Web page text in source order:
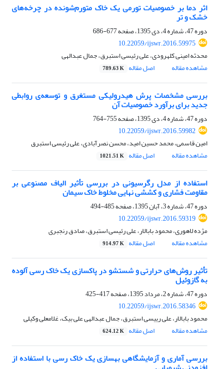
اثر دما بر خصوصیات تورمی یک خاک متورم‌شونده در چرخه‌های
خشک و تر
دوره 47، شماره 4، دی 1395، صفحه
677-686
10.22059/ijswr.2016.59975
محدثه امینی کلهرودی، علی رئیسی استبرق، جمال عبدالهی
مشاهده مقاله
اصل مقاله 789.63 K
بررسی مشخصات پرش هیدرولیکی مستغرق و توسعه‌ی روابطی
جدید برای برآورد خصوصیات آن
دوره 47، شماره 4، دی 1395، صفحه
755-764
10.22059/ijswr.2016.59982
امین قاسمی، محمد حسین امید، محسن نصرآبادی، علی رئیسی استبرق
مشاهده مقاله
اصل مقاله 1021.51 K
استفاده از مدل رگرسیونی در بررسی تأثیر الیاف مصنوعی بر
مقاومت فشاری و کششی نهایی مخلوط خاک سیمان
دوره 47، شماره 3، آبان 1395، صفحه
485-494
10.22059/ijswr.2016.59319
مژده لاهوری، محمود بابالار، علی رئیسی استبرق، صادق رنجبری
مشاهده مقاله
اصل مقاله 914.97 K
تأثیر روش‌های حرارتی و شستشو در پاکسازی یک خاک رسی آلوده
به گازوئیل
دوره 47، شماره 2، مرداد 1395، صفحه
417-425
10.22059/ijswr.2016.58346
محمود بابالار، علی رییسی استبرق، جمال عبدالهی علی بیک، غلامعلی وکیلی
مشاهده مقاله
اصل مقاله 624.12 K
بررسی آماری و آزمایشگاهی بهسازی یک خاک رسی با استفاده از